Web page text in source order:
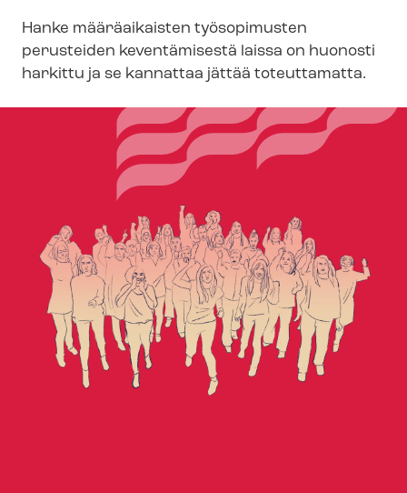
Hanke määräaikaisten työsopimusten
perusteiden keventämisestä laissa on huonosti
harkittu ja se kannattaa jättää toteuttamatta.